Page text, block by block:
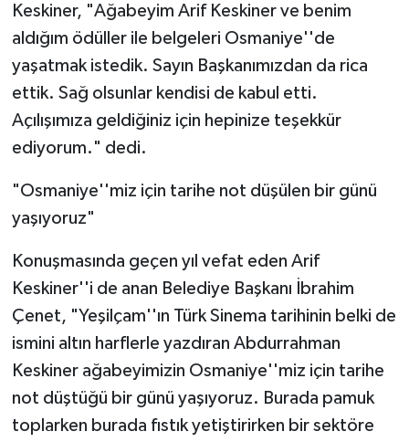
Keskiner, "Ağabeyim Arif Keskiner ve benim
aldığım ödüller ile belgeleri Osmaniye''de
yaşatmak istedik. Sayın Başkanımızdan da rica
ettik. Sağ olsunlar kendisi de kabul etti.
Açılışımıza geldiğiniz için hepinize teşekkür
ediyorum." dedi.
"Osmaniye''miz için tarihe not düşülen bir günü
yaşıyoruz"
Konuşmasında geçen yıl vefat eden Arif
Keskiner''i de anan Belediye Başkanı İbrahim
Çenet, "Yeşilçam''ın Türk Sinema tarihinin belki de
ismini altın harflerle yazdıran Abdurrahman
Keskiner ağabeyimizin Osmaniye''miz için tarihe
not düştüğü bir günü yaşıyoruz. Burada pamuk
toplarken burada fıstık yetiştirirken bir sektöre